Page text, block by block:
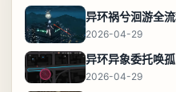
异环祸兮洄游全
2026-04-29
2026-04-29